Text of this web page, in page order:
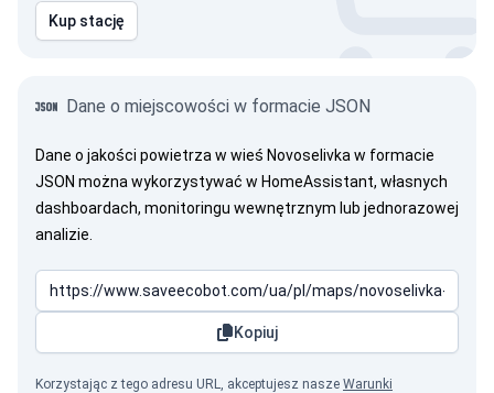
Kup stację
Dane o miejscowości w formacie JSON
Dane o jakości powietrza w wieś Novoselivka w formacie
JSON można wykorzystywać w HomeAssistant, własnych
dashboardach, monitoringu wewnętrznym lub jednorazowej
analizie.
Kopiuj
Korzystając z tego adresu URL, akceptujesz nasze Warunki